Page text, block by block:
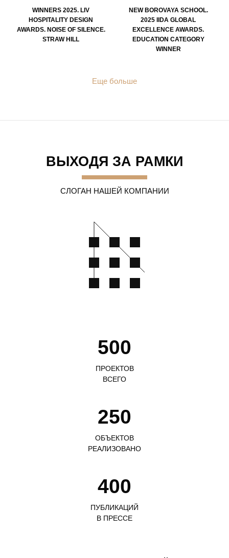
WINNERS 2025. LIV
HOSPITALITY DESIGN
AWARDS. NOISE OF SILENCE.
STRAW HILL
NEW BOROVAYA SCHOOL.
2025 IIDA GLOBAL
EXCELLENCE AWARDS.
EDUCATION CATEGORY
WINNER
Еще больше
ВЫХОДЯ ЗА РАМКИ
СЛОГАН НАШЕЙ КОМПАНИИ
500
ПРОЕКТОВ
ВСЕГО
250
ОБЪЕКТОВ
РЕАЛИЗОВАНО
400
ПУБЛИКАЦИЙ
В ПРЕССЕ